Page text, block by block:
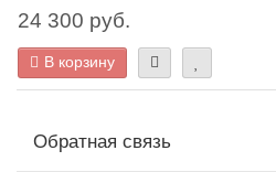
24 300 руб.
В корзину
Обратная связь